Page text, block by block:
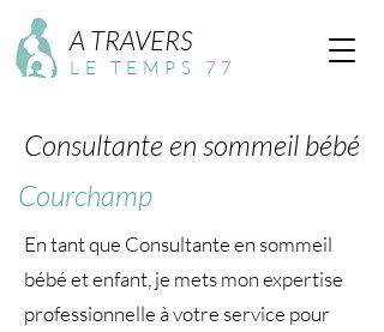
LE TEMPS 77
A TRAVERS
Consultante en sommeil bébé
Courchamp
En tant que Consultante en sommeil
bébé et enfant, je mets mon expertise
professionnelle à votre service pour